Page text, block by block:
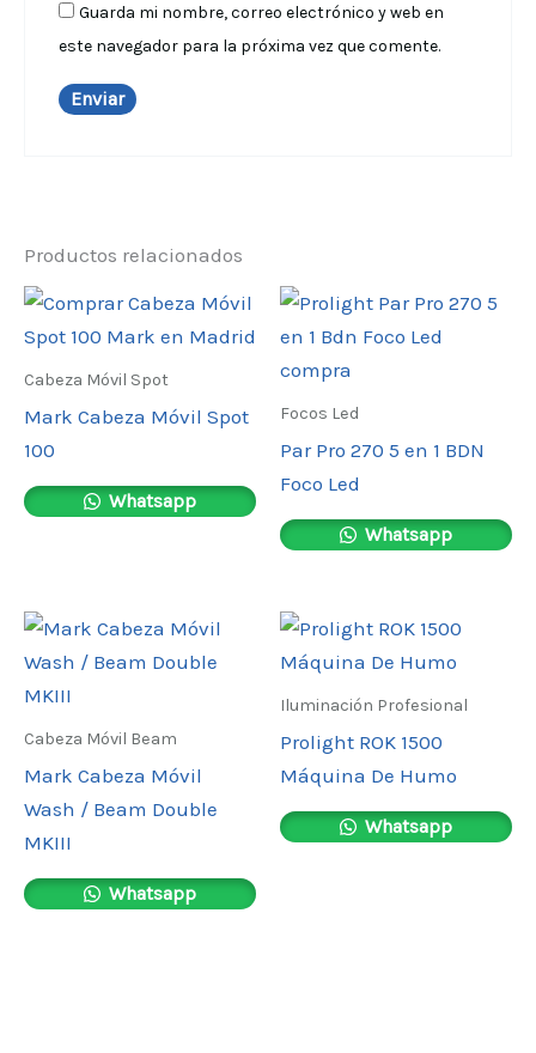
Guarda mi nombre, correo electrónico y web en
este navegador para la próxima vez que comente.
Productos relacionados
Cabeza Móvil Spot
Mark Cabeza Móvil Spot
100
Whatsapp
Focos Led
Par Pro 270 5 en 1 BDN
Foco Led
Whatsapp
Cabeza Móvil Beam
Mark Cabeza Móvil
Wash / Beam Double
MKIII
Whatsapp
Iluminación Profesional
Prolight ROK 1500
Máquina De Humo
Whatsapp